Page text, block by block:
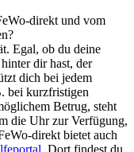
direkt und vom
Egal, ob du deine
dir hast, der
dich bei jedem
bei kurzfristigen
Betrug, steht
die Uhr zur Verfügung,
direkt bietet auch
. Dort findest du